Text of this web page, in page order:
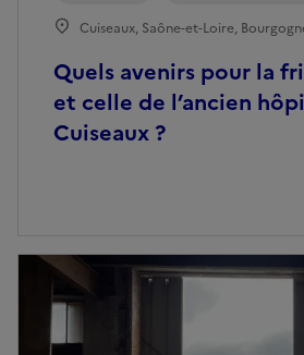
Quels avenirs pour la
et celle de l’ancien
Cuiseaux ?
Cuiseaux, Saône-et-Loire,